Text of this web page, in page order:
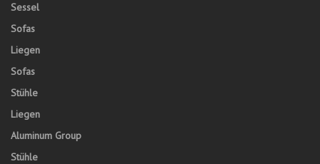
Sessel
Sofas
Liegen
Sofas
Stühle
Liegen
Aluminum Group
Stühle